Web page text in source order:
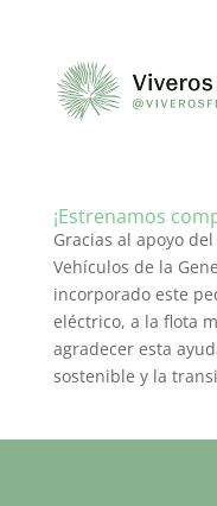
¡Estrenamos
Gracias al apoyo
Vehículos de la
incorporado este
eléctrico, a la flota
agradecer esta
sostenible y la